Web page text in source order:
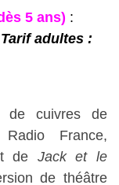
5 ans) :
Tarif adultes :
de cuivres de
Radio France,
de Jack et le
de théâtre